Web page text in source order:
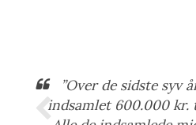
”Over de sidste syv
indsamlet 600.000 kr.